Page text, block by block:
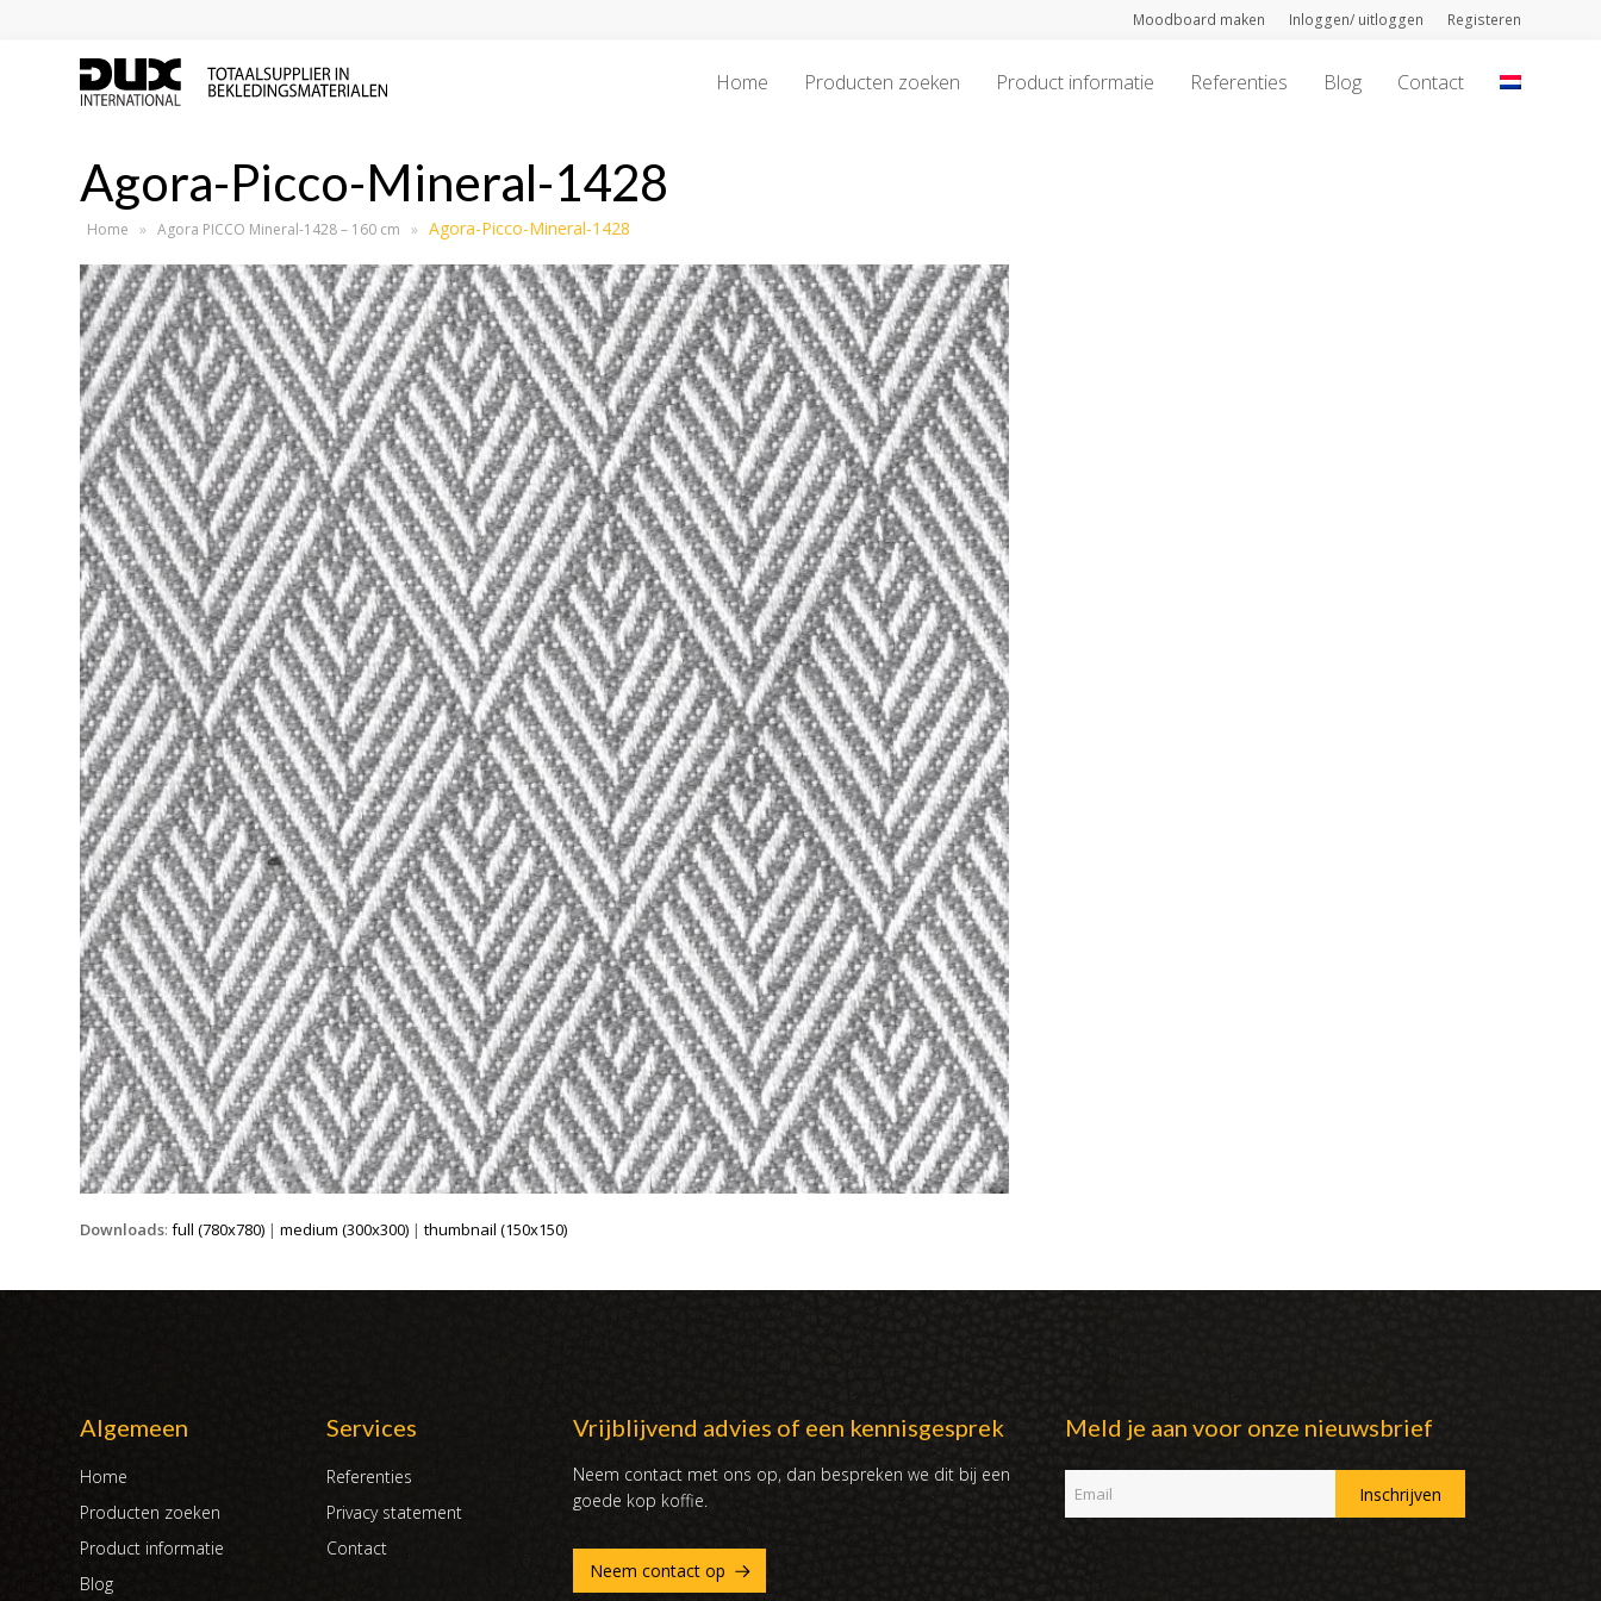
Moodboard maken Inloggen/ uitloggen Registeren
Home Producten zoeken Product informatie Referenties Blog Contact
Agora-Picco-Mineral-1428
Home » Agora PICCO Mineral-1428 – 160 cm » Agora-Picco-Mineral-1428
Downloads:full (780x780) |medium (300x300) |thumbnail (150x150)
Algemeen
Home
Producten zoeken
Product informatie
Blog
Services
Referenties
Privacy statement
Contact
Vrijblijvend advies of een kennisgesprek
Neem contact met ons op, dan bespreken we dit bij een
goede kop koffie.
Neem contact op
Meld je aan voor onze nieuwsbrief